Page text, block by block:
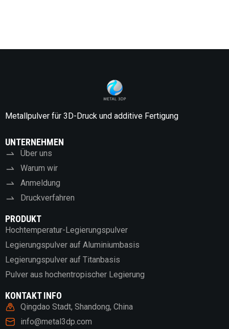
Metallpulver für 3D-Druck und additive Fertigung
UNTERNEHMEN
Über uns
Warum wir
Anmeldung
Druckverfahren
PRODUKT
Hochtemperatur-Legierungspulver
Legierungspulver auf Aluminiumbasis
Legierungspulver auf Titanbasis
Pulver aus hochentropischer Legierung
KONTAKT INFO
Qingdao Stadt, Shandong, China
info@metal3dp.com